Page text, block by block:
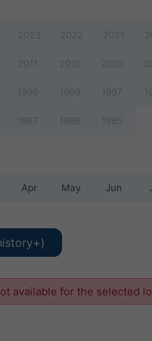
2023 2022 2021
2011 2010 2009
1999 1998 1997
1987 1986 1985
Apr May Jun
available for the selected